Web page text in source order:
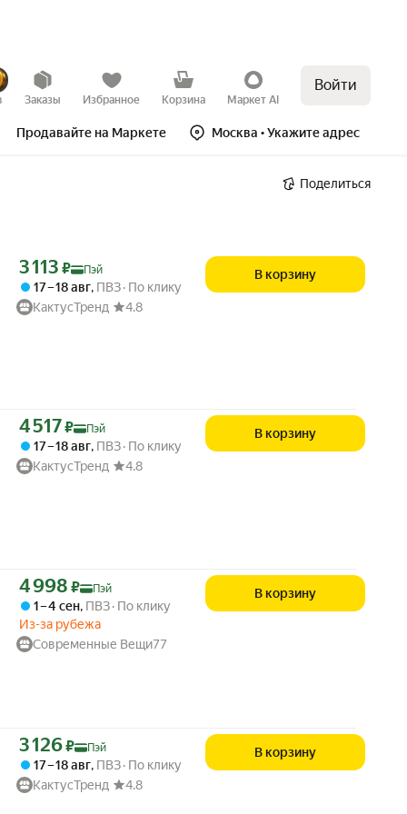
Заказы Избранное Корзина Маркет AI
Войти
Продавайте на Маркете Москва • Укажите адрес
Поделиться
Цена с картой Яндекс Пэй 3113 ₽ вместо
3 113 ₽ Пэй
17 – 18 авг, ПВЗ По клику
КактусТренд
4.8
В корзину
Цена с картой Яндекс Пэй 4517 ₽ вместо
4 517₽ Пэй
17 – 18 авг, ПВЗ По клику
КактусТренд
4.8
В корзину
Цена с картой Яндекс Пэй 4998 ₽ вместо
4 998 ₽ Пэй
1 – 4 сен, ПВЗ По клику
Из-за рубежа
Современные Вещи77
В корзину
Цена с картой Яндекс Пэй 3126 ₽ вместо
3 126₽ Пэй
17 – 18 авг, ПВЗ По клику
КактусТренд
4.8
В корзину